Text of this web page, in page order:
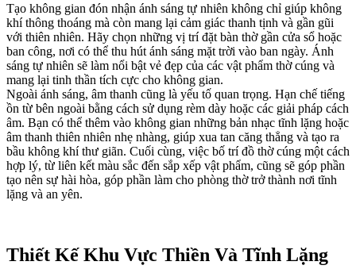
Tạo không gian đón nhận ánh sáng tự nhiên không chỉ giúp không
khí thông thoáng mà còn mang lại cảm giác thanh tịnh và gần gũi
với thiên nhiên. Hãy chọn những vị trí đặt bàn thờ gần cửa sổ hoặc
ban công, nơi có thể thu hút ánh sáng mặt trời vào ban ngày. Ánh
sáng tự nhiên sẽ làm nổi bật vẻ đẹp của các vật phẩm thờ cúng và
mang lại tinh thần tích cực cho không gian.
Ngoài ánh sáng, âm thanh cũng là yếu tố quan trọng. Hạn chế tiếng
ồn từ bên ngoài bằng cách sử dụng rèm dày hoặc các giải pháp cách
âm. Bạn có thể thêm vào không gian những bản nhạc tĩnh lặng hoặc
âm thanh thiên nhiên nhẹ nhàng, giúp xua tan căng thẳng và tạo ra
bầu không khí thư giãn. Cuối cùng, việc bố trí đồ thờ cúng một cách
hợp lý, từ liên kết màu sắc đến sắp xếp vật phẩm, cũng sẽ góp phần
tạo nên sự hài hòa, góp phần làm cho phòng thờ trở thành nơi tĩnh
lặng và an yên.
Thiết Kế Khu Vực Thiền Và Tĩnh Lặng